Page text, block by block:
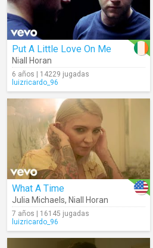
Put A Little Love On Me
Niall Horan
6 años | 14229 jugadas
luizricardo_96
What A Time
Julia Michaels, Niall Horan
7 años | 16145 jugadas
luizricardo_96